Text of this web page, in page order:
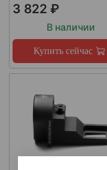
3 822 ₽
В наличии
Купить сейчас